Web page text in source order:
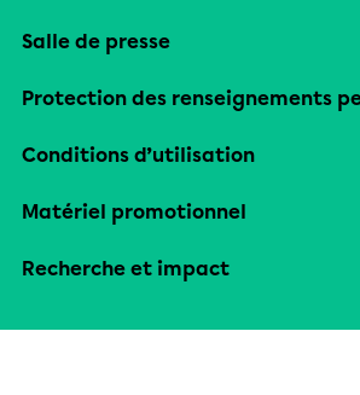
Salle de presse
Protection des renseignements
Conditions d’utilisation
Matériel promotionnel
Recherche et impact